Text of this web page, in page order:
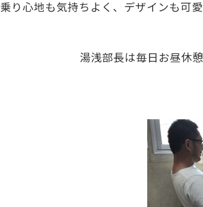
乗り心地も気持ちよく、デザインも可
湯浅部長は毎日お昼休